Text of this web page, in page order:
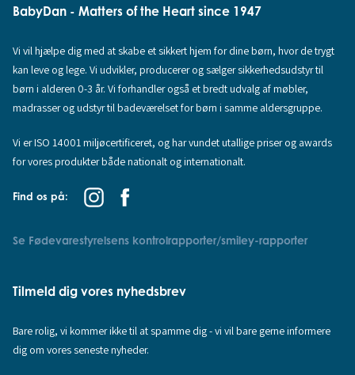
BabyDan - Matters of the Heart since 1947
Vi vil hjælpe dig med at skabe et sikkert hjem for dine børn, hvor de trygt
kan leve og lege. Vi udvikler, producerer og sælger sikkerhedsudstyr til
børn i alderen 0-3 år. Vi forhandler også et bredt udvalg af møbler,
madrasser og udstyr til badeværelset for børn i samme aldersgruppe.
Vi er ISO 14001 miljøcertificeret, og har vundet utallige priser og awards
for vores produkter både nationalt og internationalt.
Find os på:
Se Fødevarestyrelsens kontrolrapporter/smiley-rapporter
Tilmeld dig vores nyhedsbrev
Bare rolig, vi kommer ikke til at spamme dig - vi vil bare gerne informere
dig om vores seneste nyheder.